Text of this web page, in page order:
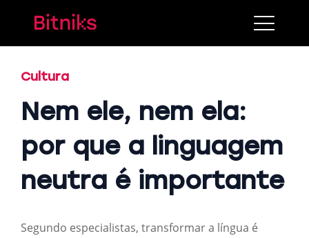
Cultura
Nem ele, nem ela:
por que a linguagem
neutra é importante
Segundo especialistas, transformar a língua é